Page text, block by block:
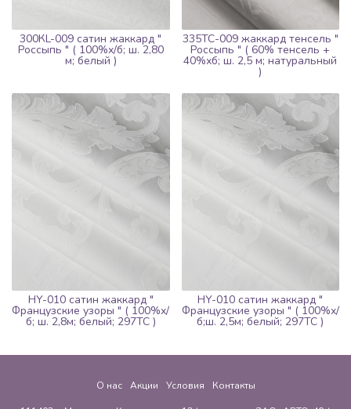
300КL-009 сатин жаккард "
Россыпь " ( 100%х/б; ш. 2,80
м; белый )
335TC-009 жаккард тенсель "
Россыпь " ( 60% тенсель +
40%хб; ш. 2,5 м; натуральный
)
HY-010 сатин жаккард "
Французские узоры " ( 100%х/
б; ш. 2,8м; белый; 297ТС )
HY-010 сатин жаккард "
Французские узоры " ( 100%х/
б;ш. 2,5м; белый; 297ТС )
О нас Акции Условия Контакты